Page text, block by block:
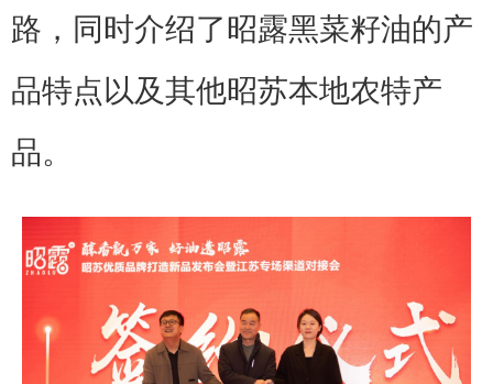
路，同时介绍了昭露黑菜籽油的产
品特点以及其他昭苏本地农特产
品。